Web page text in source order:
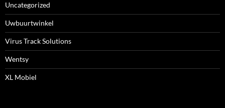
Uncategorized
Uwbuurtwinkel
Virus Track Solutions
Wentsy
XL Mobiel